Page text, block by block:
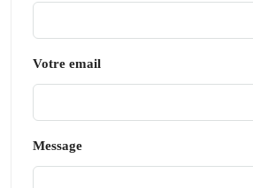
Votre email
Message